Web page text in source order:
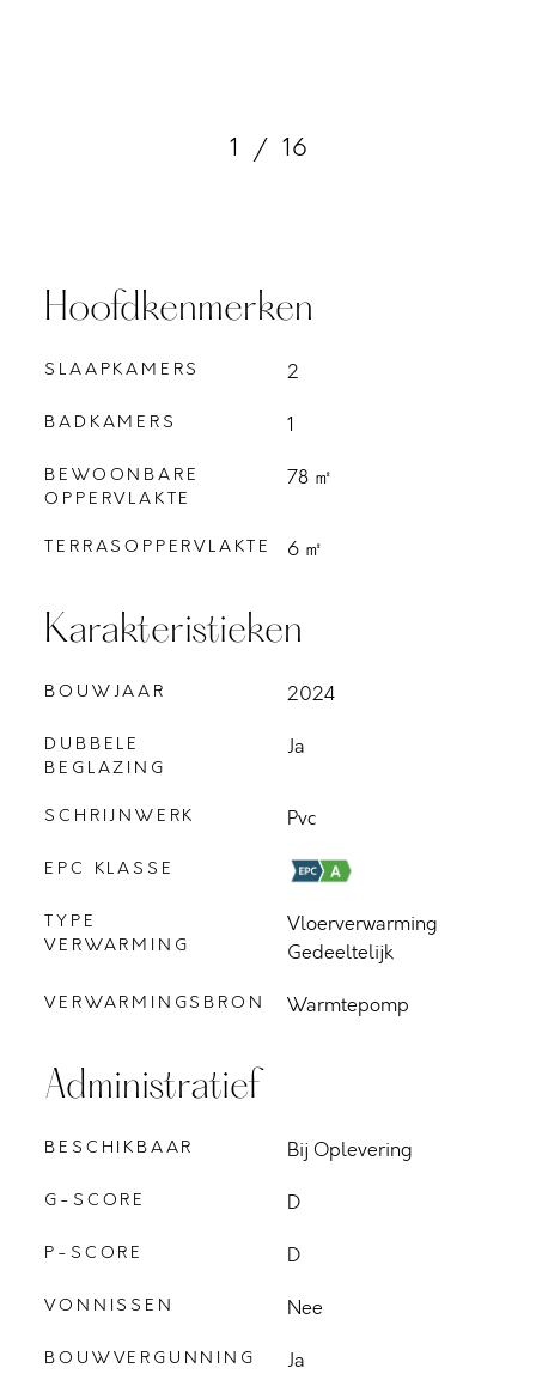
1 / 16
Hoofdkenmerken
SLAAPKAMERS 2
BADKAMERS 1
BEWOONBARE
OPPERVLAKTE
78 ㎡
TERRASOPPERVLAKTE 6 ㎡
Karakteristieken
BOUWJAAR 2024
DUBBELE
BEGLAZING
Ja
SCHRIJNWERK Pvc
EPC KLASSE
TYPE
VERWARMING
Vloerverwarming
Gedeeltelijk
VERWARMINGSBRON Warmtepomp
Administratief
BESCHIKBAAR Bij Oplevering
G-SCORE D
P-SCORE D
VONNISSEN Nee
BOUWVERGUNNING Ja